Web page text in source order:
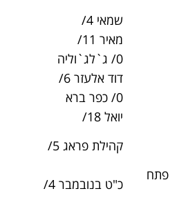
03-9396237
03-5322664
03-9021271
03-9306962
03-9342888